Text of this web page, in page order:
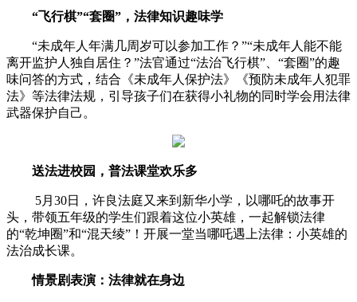
“飞行棋”“套圈”，法律知识趣味学
“未成年人年满几周岁可以参加工作？”“未成年人能不能
离开监护人独自居住？”法官通过“法治飞行棋”、“套圈”的趣
味问答的方式，结合《未成年人保护法》《预防未成年人犯罪
法》等法律法规，引导孩子们在获得小礼物的同时学会用法律
武器保护自己。
送法进校园，普法课堂欢乐多
5月30日，许良法庭又来到新华小学，以哪吒的故事开
头，带领五年级的学生们跟着这位小英雄，一起解锁法律
的“乾坤圈”和“混天绫”！开展一堂当哪吒遇上法律：小英雄的
法治成长课。
情景剧表演：法律就在身边